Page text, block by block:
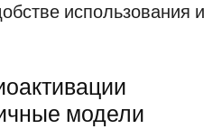
использования и
модели